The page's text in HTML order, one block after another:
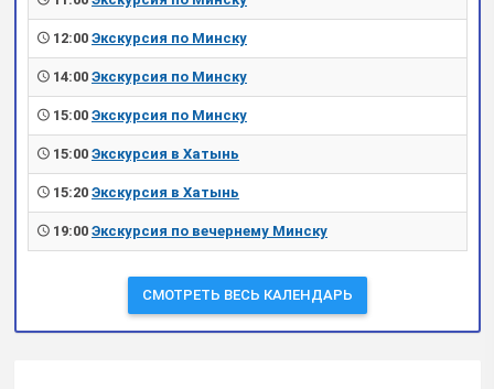
12:00 Экскурсия по Минску
14:00 Экскурсия по Минску
15:00 Экскурсия по Минску
15:00 Экскурсия в Хатынь
15:20 Экскурсия в Хатынь
19:00 Экскурсия по вечернему Минску
СМОТРЕТЬ ВЕСЬ КАЛЕНДАРЬ